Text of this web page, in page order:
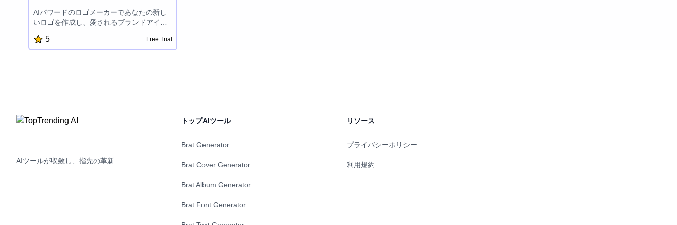
AIパワードのロゴメーカーであなたの新し
いロゴを作成し、愛されるブランドアイデ
5 Free Trial
AIツールが収斂し、指先の革新
トップAIツール
Brat Generator
Brat Cover Generator
Brat Album Generator
Brat Font Generator
リソース
プライバシーポリシー
利用規約